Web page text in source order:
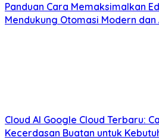
Panduan Cara Memaksimalkan
Mendukung Otomasi Modern
Cloud AI Google Cloud Terbaru:
Kecerdasan Buatan untuk